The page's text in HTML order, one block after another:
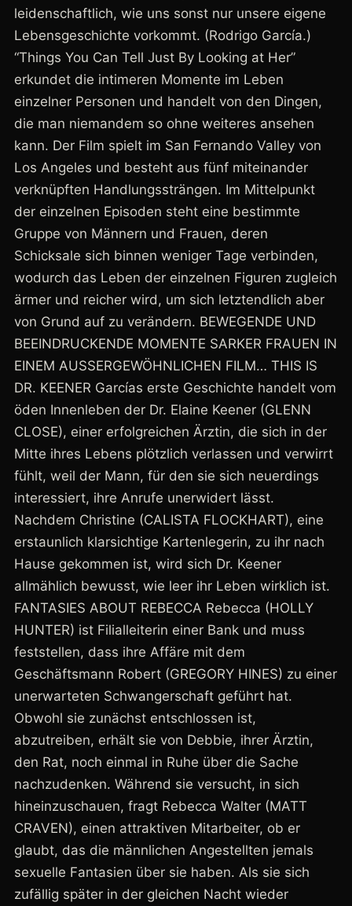
leidenschaftlich, wie uns sonst nur unsere eigene
Lebensgeschichte vorkommt. (Rodrigo García.)
“Things You Can Tell Just By Looking at Her”
erkundet die intimeren Momente im Leben
einzelner Personen und handelt von den Dingen,
die man niemandem so ohne weiteres ansehen
kann. Der Film spielt im San Fernando Valley von
Los Angeles und besteht aus fünf miteinander
verknüpften Handlungssträngen. Im Mittelpunkt
der einzelnen Episoden steht eine bestimmte
Gruppe von Männern und Frauen, deren
Schicksale sich binnen weniger Tage verbinden,
wodurch das Leben der einzelnen Figuren zugleich
ärmer und reicher wird, um sich letztendlich aber
von Grund auf zu verändern. BEWEGENDE UND
BEEINDRUCKENDE MOMENTE SARKER FRAUEN IN
EINEM AUSSERGEWÖHNLICHEN FILM… THIS IS
DR. KEENER Garcías erste Geschichte handelt vom
öden Innenleben der Dr. Elaine Keener (GLENN
CLOSE), einer erfolgreichen Ärztin, die sich in der
Mitte ihres Lebens plötzlich verlassen und verwirrt
fühlt, weil der Mann, für den sie sich neuerdings
interessiert, ihre Anrufe unerwidert lässt.
Nachdem Christine (CALISTA FLOCKHART), eine
erstaunlich klarsichtige Kartenlegerin, zu ihr nach
Hause gekommen ist, wird sich Dr. Keener
allmählich bewusst, wie leer ihr Leben wirklich ist.
FANTASIES ABOUT REBECCA Rebecca (HOLLY
HUNTER) ist Filialleiterin einer Bank und muss
feststellen, dass ihre Affäre mit dem
Geschäftsmann Robert (GREGORY HINES) zu einer
unerwarteten Schwangerschaft geführt hat.
Obwohl sie zunächst entschlossen ist,
abzutreiben, erhält sie von Debbie, ihrer Ärztin,
den Rat, noch einmal in Ruhe über die Sache
nachzudenken. Während sie versucht, in sich
hineinzuschauen, fragt Rebecca Walter (MATT
CRAVEN), einen attraktiven Mitarbeiter, ob er
glaubt, das die männlichen Angestellten jemals
sexuelle Fantasien über sie haben. Als sie sich
zufällig später in der gleichen Nacht wieder